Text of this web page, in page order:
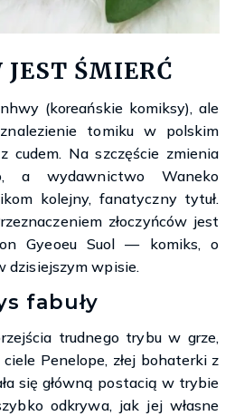
ŚMIERĆ
(koreańskie komiksy), ale
tomiku w polskim
cudem. Na szczęście zmienia
a wydawnictwo Waneko
kolejny, fanatyczny tytuł.
złoczyńców jest
Gyeoeu Suol — komiks, o
dzisiejszym wpisie.
fabuły
trudnego trybu w grze,
Penelope, złej bohaterki z
się główną postacią w trybie
odkrywa, jak jej własne